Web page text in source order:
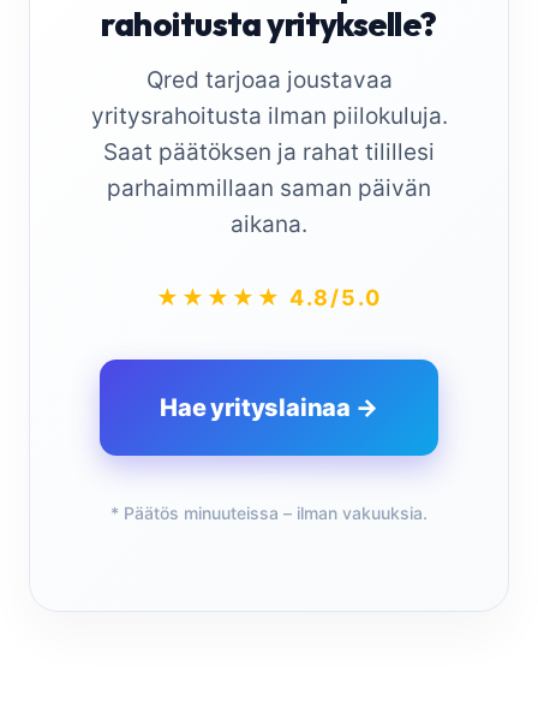
rahoitusta yritykselle?
Qred tarjoaa joustavaa
yritysrahoitusta ilman piilokuluja.
Saat päätöksen ja rahat tilillesi
parhaimmillaan saman päivän
aikana.
★★★★★ 4.8/5.0
Hae yrityslainaa →
* Päätös minuuteissa – ilman vakuuksia.